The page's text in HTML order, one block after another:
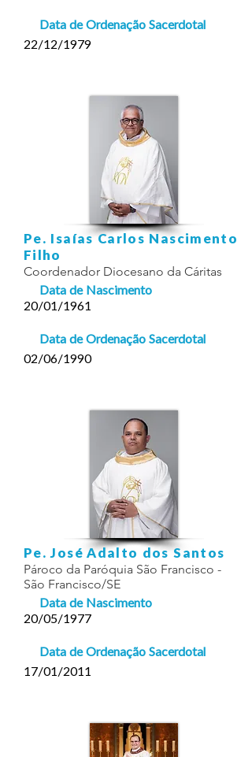
Data de Ordenação Sacerdotal
22/12/1979
Pe. Isaías Carlos Nascimento
Filho
Coordenador Diocesano da Cáritas
Data de Nascimento
20/01/1961
Data de Ordenação Sacerdotal
02/06/1990
Pe. José Adalto dos Santos
Pároco da Paróquia São Francisco -
São Francisco/SE
Data de Nascimento
20/05/1977
Data de Ordenação Sacerdotal
17/01/2011